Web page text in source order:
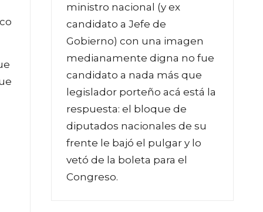
ministro nacional (y ex
candidato a Jefe de
Gobierno) con una imagen
medianamente digna no fue
candidato a nada más que
legislador porteño acá está la
respuesta: el bloque de
diputados nacionales de su
frente le bajó el pulgar y lo
vetó de la boleta para el
Congreso.